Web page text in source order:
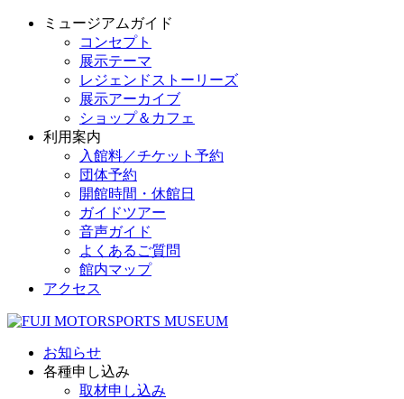
ミュージアムガイド
コンセプト
展示テーマ
レジェンドストーリーズ
展示アーカイブ
ショップ＆カフェ
利用案内
入館料／チケット予約
団体予約
開館時間・休館日
ガイドツアー
音声ガイド
よくあるご質問
館内マップ
アクセス
お知らせ
各種申し込み
取材申し込み